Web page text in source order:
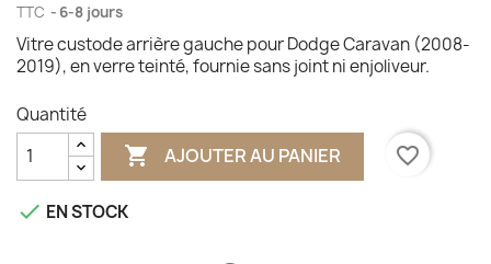
TTC 6-8 jours
Vitre custode arrière gauche pour Dodge Caravan (2008-
2019), en verre teinté, fournie sans joint ni enjoliveur.
Quantité
 AJOUTER AU PANIER favorite_border
 EN STOCK